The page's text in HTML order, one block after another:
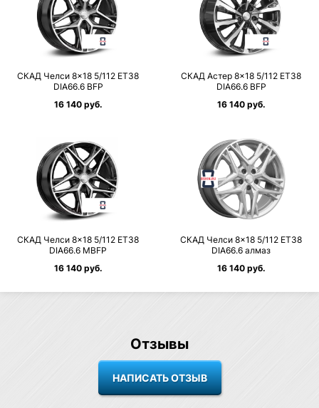
СКАД Челси 8×18 5/112 ET38
DIA66.6 BFP
16 140 руб.
СКАД Астер 8×18 5/112 ET38
DIA66.6 BFP
16 140 руб.
СКАД Челси 8×18 5/112 ET38
DIA66.6 MBFP
16 140 руб.
СКАД Челси 8×18 5/112 ET38
DIA66.6 алмаз
16 140 руб.
Отзывы